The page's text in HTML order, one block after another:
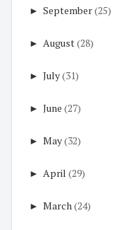
► September(25)
► August(28)
► July(31)
► June (27)
► May(32)
► April (29)
► March (24)